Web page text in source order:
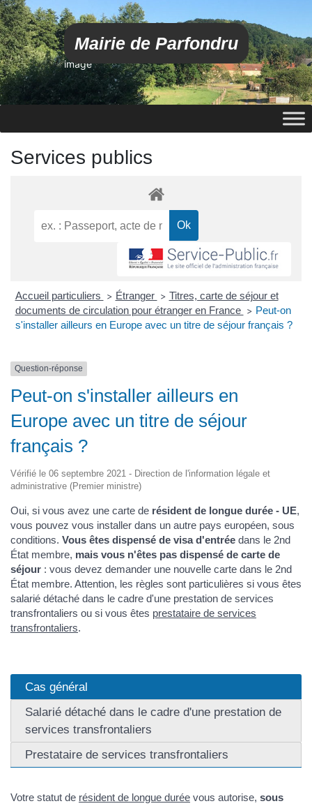
Mairie de Parfondru
image
Services publics
Accueil particuliers > Étranger > Titres, carte de séjour et
documents de circulation pour étranger en France > Peut-on
s'installer ailleurs en Europe avec un titre de séjour français ?
Question-réponse
Peut-on s'installer ailleurs en
Europe avec un titre de séjour
français ?
Vérifié le 06 septembre 2021 - Direction de l'information légale et
administrative (Premier ministre)
Oui, si vous avez une carte de résident de longue durée - UE,
vous pouvez vous installer dans un autre pays européen, sous
conditions. Vous êtes dispensé de visa d'entrée dans le 2nd
État membre, mais vous n'êtes pas dispensé de carte de
séjour : vous devez demander une nouvelle carte dans le 2nd
État membre. Attention, les règles sont particulières si vous êtes
salarié détaché dans le cadre d'une prestation de services
transfrontaliers ou si vous êtes prestataire de services
transfrontaliers.
Cas général
Salarié détaché dans le cadre d'une prestation de
services transfrontaliers
Prestataire de services transfrontaliers
Votre statut de résident de longue durée vous autorise, sous